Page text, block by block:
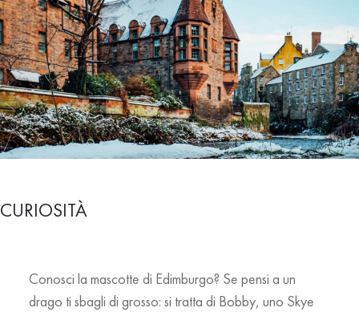
CURIOSITÀ
Conosci la mascotte di Edimburgo? Se pensi a un
drago ti sbagli di grosso: si tratta di Bobby, uno Skye